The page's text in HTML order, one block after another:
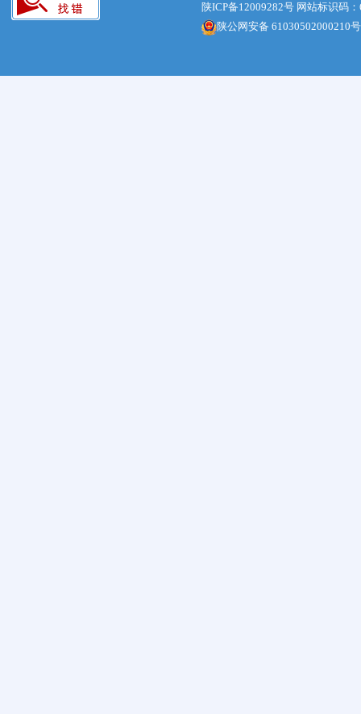
陕ICP备12009282号 网站标识码
陕公网安备 61030502000210号